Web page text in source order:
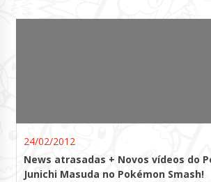
24/02/2012
News atrasadas + Novos vídeos do
Junichi Masuda no Pokémon Smash!